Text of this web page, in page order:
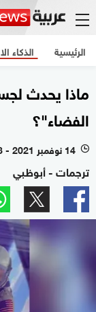
الرئيسية الذكاء
ماذا يحدث
الفضاء"؟
l 14 نوفمبر 2021 - 16:53 بتوقيت أبوظبي
ترجمات - أبوظبي